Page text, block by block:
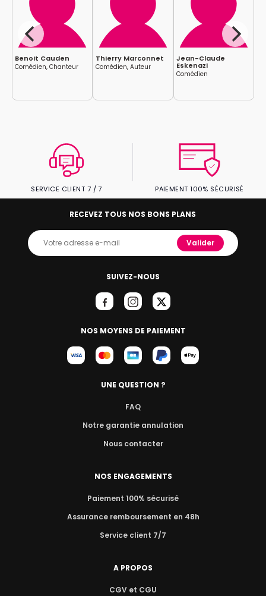
Benoit Cauden
Comédien, Chanteur
Thierry Marconnet
Comédien, Auteur
Jean-Claude
Eskenazi
Comédien
SERVICE CLIENT 7 / 7 PAIEMENT 100% SÉCURISÉ
SUIVEZ-NOUS
NOS MOYENS DE PAIEMENT
RECEVEZ TOUS NOS BONS PLANS
Valider
UNE QUESTION ?
FAQ
Notre garantie annulation
Nous contacter
NOS ENGAGEMENTS
Paiement 100% sécurisé
Assurance remboursement en 48h
Service client 7/7
A PROPOS
CGV et CGU